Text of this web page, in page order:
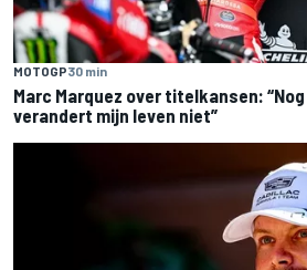
MOTOGP30 min
Marc Marquez over titelkansen:
verandert mijn leven niet”